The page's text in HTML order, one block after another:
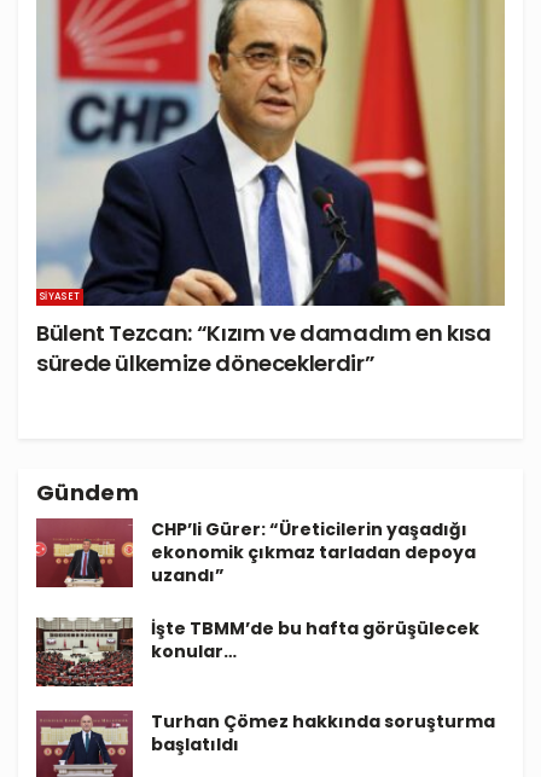
SIYASET
Bülent Tezcan: “Kızım ve damadım en kısa
sürede ülkemize döneceklerdir”
Gündem
CHP’li Gürer: “Üreticilerin yaşadığı
ekonomik çıkmaz tarladan depoya
uzandı”
İşte TBMM’de bu hafta görüşülecek
konular…
Turhan Çömez hakkında soruşturma
başlatıldı